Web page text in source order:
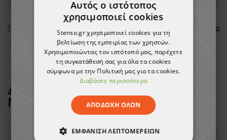
1,91 €
ΔΕΙΤΕ ΠΕΡΙΣΣΟΤΕΡΑ ΑΠΟ ΤΗ
ΜΑΡΚΑ
PORTWEST
Αυτός ο ιστότοπος
χρησιμοποιεί cookies
Stenso.gr χρησιμοποιεί cookies για τη
βελτίωση της εμπειρίας των χρηστών.
Χρησιμοποιώντας τον ιστότοπό μας, παρέχετε
τη συγκατάθεσή σας για όλα τα cookies
σύμφωνα με την Πολιτική μας για τα cookies.
Διαβάστε περισσότερα
ΑΠΟΔΟΧΉ ΌΛΩΝ
ΕΜΦΆΝΙΣΗ ΛΕΠΤΟΜΕΡΕΙΏΝ